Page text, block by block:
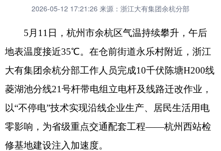
2026-05-12 17:21:26 来源：浙江大有集团余杭分部
5月11日，杭州市余杭区气温持续攀升，午后
地表温度接近35℃。在仓前街道永乐村附近，浙江
大有集团余杭分部工作人员完成10千伏陈塘H200线
菱湖池分线21号杆带电组立电杆及线路迁改作业，
以“不停电”技术实现沿线企业生产、居民生活用电
零影响，为省级重点交通配套工程——杭州西站检
修基地建设注入加速度。